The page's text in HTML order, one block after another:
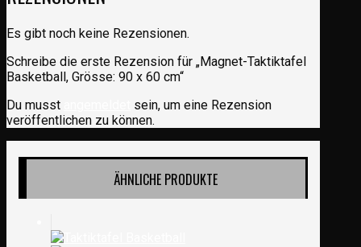
Es gibt noch keine Rezensionen.
Schreibe die erste Rezension für „Magnet-Taktiktafel
Basketball, Grösse: 90 x 60 cm“
Du musst
sein, um eine Rezension
veröffentlichen zu können.
ÄHNLICHE PRODUKTE